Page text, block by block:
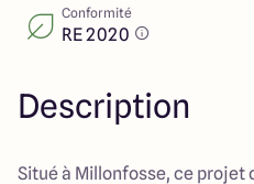
Conformité
RE 2020
Description
Situé à Millonfosse, ce